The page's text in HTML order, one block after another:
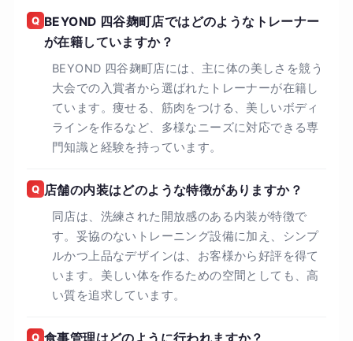
食事管理 しっかり食べて、しっかり痩せる。心も
健康に「痩せる体質」づくり BEYONDでは、厳
糖質を摂りすぎると太るのも事実です。 ここで
は、糖質を摂るタイミングや糖質の種類を選ぶ、
「糖質コントロール」と間食を用いて必要なタン
パク質を補うことを推奨しております。
Q BEYOND 四谷麹町店ではどのようなトレーナー
が在籍していますか？
BEYOND 四谷麹町店には、主に体の美しさを競う
大会での入賞者から選ばれたトレーナーが在籍し
ています。痩せる、筋肉をつける、美しいボディ
ラインを作るなど、多様なニーズに対応できる専
門知識と経験を持っています。
Q 店舗の内装はどのような特徴がありますか？
同店は、洗練された開放感のある内装が特徴で
す。妥協のないトレーニング設備に加え、シンプ
ルかつ上品なデザインは、お客様から好評を得て
います。美しい体を作るための空間としても、高
い質を追求しています。
Q